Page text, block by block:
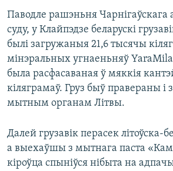
Паводле рашэньня Чарнігаўскага
суду, у Клайпэдзе беларускі
былі загружаныя 21,6 тысячы
мінэральных угнаеньняў
была расфасаваная ў мяккія
кіляграмаў. Груз быў правераны і
мытным органам Літвы.
Далей грузавік перасек літоўска-
а выехаўшы з мытнага паста
кіроўца спыніўся нібыта на